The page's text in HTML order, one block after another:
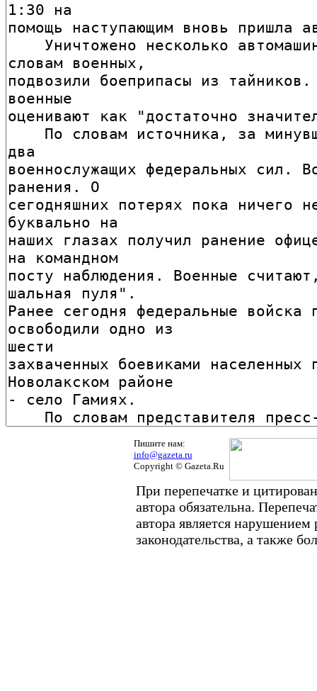
Пишите нам:
info@gazeta.ru
Copyright © Gazeta.Ru
При перепечатке и
автора обязательна.
автора является
законодательства, а также